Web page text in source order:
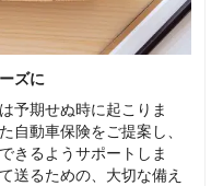
ズに
予期せぬ時に起こりま
自動車保険をご提案し、
きるようサポートしま
送るための、大切な備え